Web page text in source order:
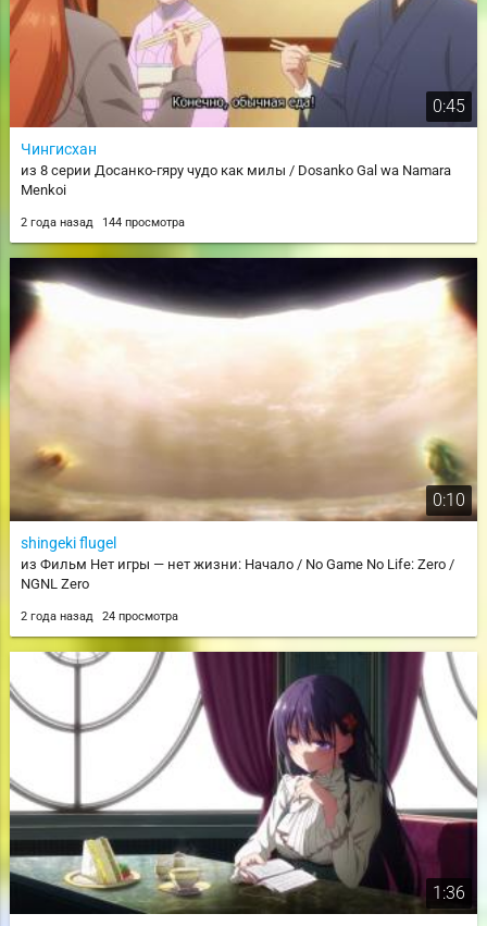
0:45
Чингисхан
из 8 серии Досанко-гяру чудо как милы / Dosanko Gal wa Namara
Menkoi
2 года назад 144 просмотра
0:10
shingeki flugel
из Фильм Нет игры — нет жизни: Начало / No Game No Life: Zero /
NGNL Zero
2 года назад 24 просмотра
1:36